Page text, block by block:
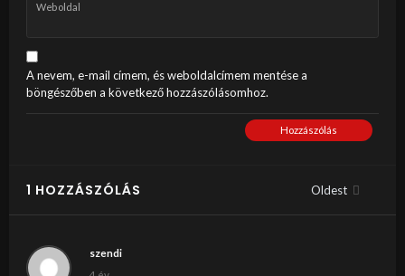
Weboldal
A nevem, e-mail címem, és weboldalcímem mentése a
böngészőben a következő hozzászólásomhoz.
Hozzászólás
1 HOZZÁSZÓLÁS Oldest
szendi